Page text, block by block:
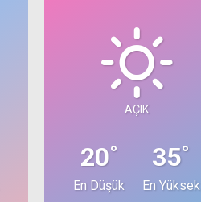
AÇIK
20°
En Düşük
35°
En Yüksek